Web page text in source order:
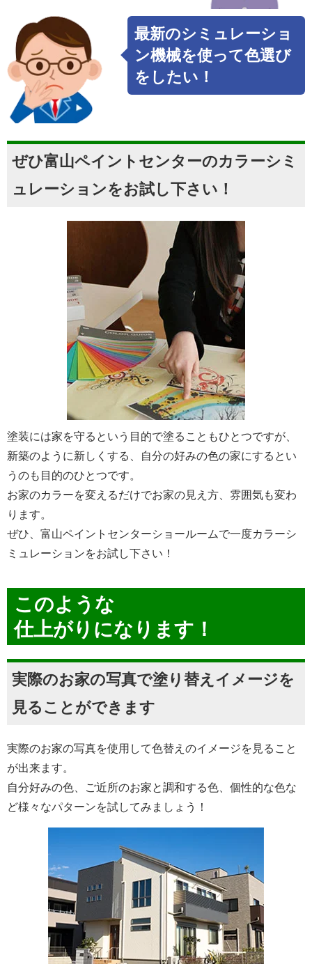
最新のシミュレーショ
ン機械を使って色選び
をしたい！
ぜひ富山ペイントセンターのカラーシミ
ュレーションをお試し下さい！
塗装には家を守るという目的で塗ることもひとつですが、
新築のように新しくする、自分の好みの色の家にするとい
うのも目的のひとつです。
お家のカラーを変えるだけでお家の見え方、雰囲気も変わ
ります。
ぜひ、富山ペイントセンターショールームで一度カラーシ
ミュレーションをお試し下さい！
このような
仕上がり になります！
実際のお家の写真で塗り替えイメージを
見ることができます
実際のお家の写真を使用して色替えのイメージを見ること
が出来ます。
自分好みの色、ご近所のお家と調和する色、個性的な色な
ど様々なパターンを試してみましょう！